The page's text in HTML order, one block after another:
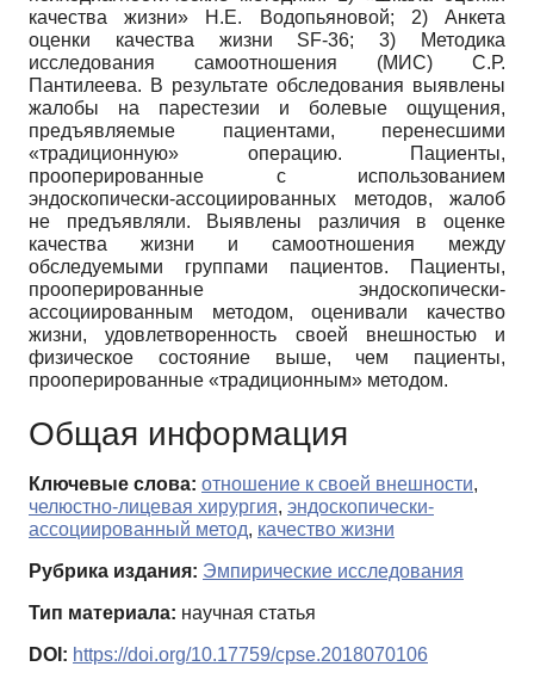
качества жизни» Н.Е. Водопьяновой; 2) Анкета
оценки качества жизни SF-36; 3) Методика
исследования самоотношения (МИС) С.Р.
Пантилеева. В результате обследования выявлены
жалобы на парестезии и болевые ощущения,
предъявляемые пациентами, перенесшими
«традиционную» операцию. Пациенты,
прооперированные с использованием
эндоскопически-ассоциированных методов, жалоб
не предъявляли. Выявлены различия в оценке
качества жизни и самоотношения между
обследуемыми группами пациентов. Пациенты,
прооперированные эндоскопически-
ассоциированным методом, оценивали качество
жизни, удовлетворенность своей внешностью и
физическое состояние выше, чем пациенты,
прооперированные «традиционным» методом.
Общая информация
Ключевые слова: отношение к своей внешности,
челюстно-лицевая хирургия, эндоскопически-
ассоциированный метод, качество жизни
Рубрика издания: Эмпирические исследования
Тип материала: научная статья
DOI: https://doi.org/10.17759/cpse.2018070106